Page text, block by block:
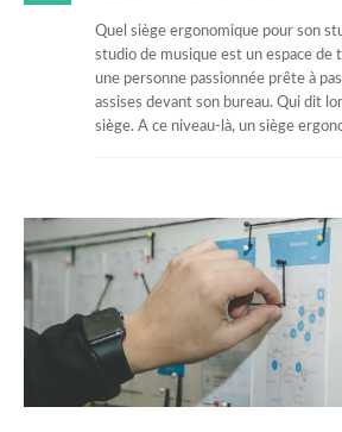
Quel siège ergonomique pour son
studio de musique est un espace de
une personne passionnée prête à
assises devant son bureau. Qui dit
siège. A ce niveau-là, un siège